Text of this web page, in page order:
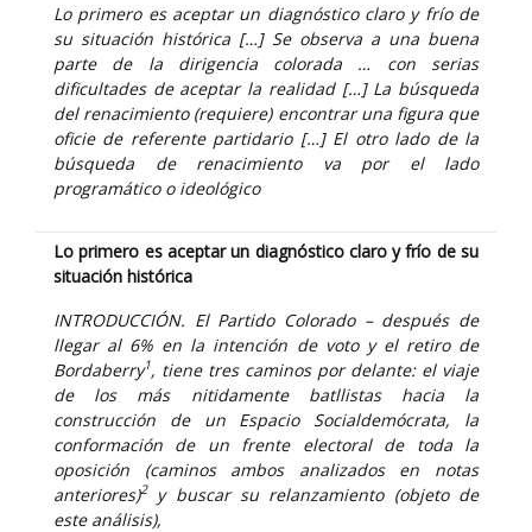
Lo primero es aceptar un diagnóstico claro y frío de
su situación histórica […] Se observa a una buena
parte de la dirigencia colorada … con serias
dificultades de aceptar la realidad […] La búsqueda
del renacimiento (requiere) encontrar una figura que
oficie de referente partidario […] El otro lado de la
búsqueda de renacimiento va por el lado
programático o ideológico
Lo primero es aceptar un diagnóstico claro y frío de su
situación histórica
INTRODUCCIÓN. El Partido Colorado – después de
llegar al 6% en la intención de voto y el retiro de
Bordaberry1, tiene tres caminos por delante: el viaje
de los más nitidamente batllistas hacia la
construcción de un Espacio Socialdemócrata, la
conformación de un frente electoral de toda la
oposición (caminos ambos analizados en notas
anteriores)2y buscar su relanzamiento (objeto de
este análisis),